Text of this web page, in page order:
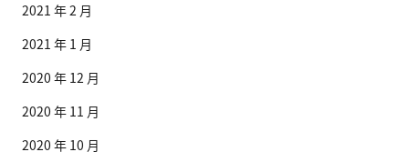
2021 年 2 月
2021 年 1 月
2020 年 12 月
2020 年 11 月
2020 年 10 月